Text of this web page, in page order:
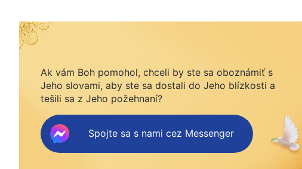
Ak vám Boh pomohol, chceli by ste sa oboznámiť s
Jeho slovami, aby ste sa dostali do Jeho blízkosti a
tešili sa z Jeho požehnaní?
Spojte sa s nami cez Messenger